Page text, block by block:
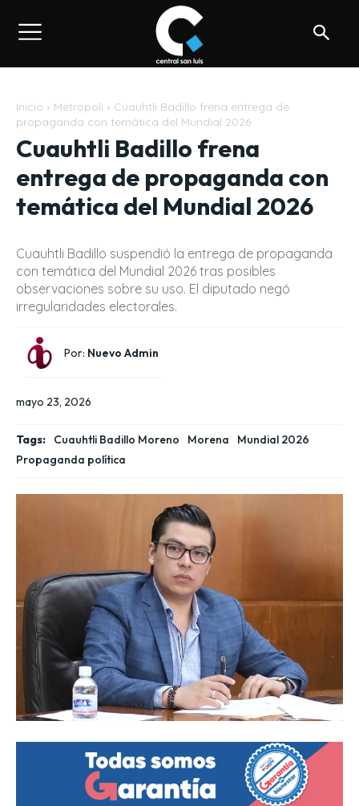
Inicio Metropoli
Cuauhtli Badillo frena entrega de
propaganda con temática del Mundial 2026
Cuauhtli Badillo frena
entrega de propaganda con
temática del Mundial 2026
Cuauhtli Badillo suspendió la entrega de propaganda
con temática del Mundial 2026 tras posibles
observaciones sobre su uso. El diputado negó
irregularidades electorales.
Por: Nuevo Admin
mayo 23, 2026
Tags: Cuauhtli Badillo Moreno Morena
Mundial 2026
Propaganda política